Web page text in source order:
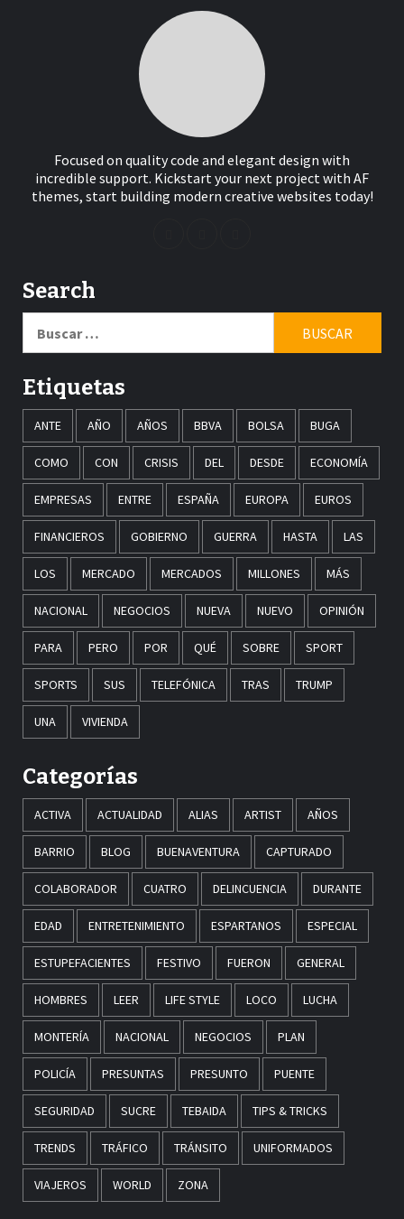
Focused on quality code and elegant design with
incredible support. Kickstart your next project with AF
themes, start building modern creative websites today!
Search
Etiquetas
ANTE AÑO AÑOS BBVA BOLSA BUGA
COMO CON CRISIS DEL DESDE ECONOMÍA
EMPRESAS ENTRE ESPAÑA EUROPA EUROS
FINANCIEROS GOBIERNO GUERRA HASTA LAS
LOS MERCADO MERCADOS MILLONES MÁS
NACIONAL NEGOCIOS NUEVA NUEVO OPINIÓN
PARA PERO POR QUÉ SOBRE SPORT
SPORTS SUS TELEFÓNICA TRAS TRUMP
UNA VIVIENDA
Categorías
ACTIVA ACTUALIDAD ALIAS ARTIST AÑOS
BARRIO BLOG BUENAVENTURA CAPTURADO
COLABORADOR CUATRO DELINCUENCIA DURANTE
EDAD ENTRETENIMIENTO ESPARTANOS ESPECIAL
ESTUPEFACIENTES FESTIVO FUERON GENERAL
HOMBRES LEER LIFE STYLE LOCO LUCHA
MONTERÍA NACIONAL NEGOCIOS PLAN
POLICÍA PRESUNTAS PRESUNTO PUENTE
SEGURIDAD SUCRE TEBAIDA TIPS & TRICKS
TRENDS TRÁFICO TRÁNSITO UNIFORMADOS
VIAJEROS WORLD ZONA